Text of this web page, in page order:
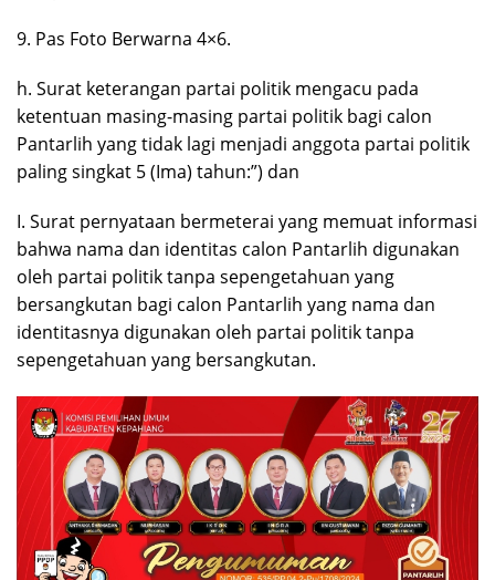
9. Pas Foto Berwarna 4×6.
h. Surat keterangan partai politik mengacu pada
ketentuan masing-masing partai politik bagi calon
Pantarlih yang tidak lagi menjadi anggota partai politik
paling singkat 5 (Ima) tahun:”) dan
I. Surat pernyataan bermeterai yang memuat informasi
bahwa nama dan identitas calon Pantarlih digunakan
oleh partai politik tanpa sepengetahuan yang
bersangkutan bagi calon Pantarlih yang nama dan
identitasnya digunakan oleh partai politik tanpa
sepengetahuan yang bersangkutan.